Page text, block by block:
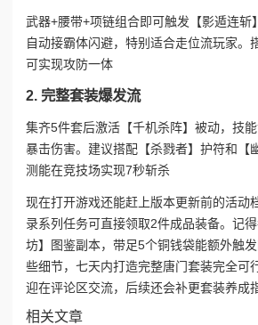
武器+腰带+项链组合即可触发【影遁连斩
自动接霸体闪避，特别适合走位流玩家。
可实现攻防一体
2. 完整套装爆发流
集齐5件套后激活【千机杀阵】被动，技
暴击伤害。建议搭配【杀戮者】护符和【
测能在竞技场实现7秒斩杀
现在打开游戏还能赶上版本更新前的活动
录系列任务可直接领取2件成品装备。记
坊】图鉴副本，带足5个铜钱袋能额外触
些细节，七天内打造完整唐门套装完全可
迎在评论区交流，后续还会补更套装养成
相关文章